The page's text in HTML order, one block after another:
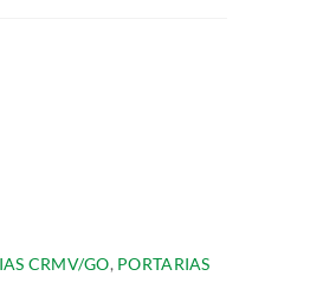
CRMV/GO, PORTARIAS